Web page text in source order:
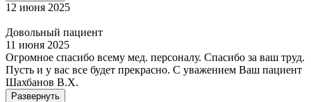
12 июня 2025
Довольный пациент
11 июня 2025
Огромное спасибо всему мед. персоналу. Спасибо за ваш труд.
Пусть и у вас все будет прекрасно. С уважением Ваш пациент
Шахбанов В.Х.
Развернуть